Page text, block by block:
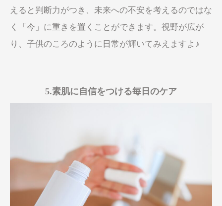
えると判断力がつき、未来への不安を考えるのではな
く「今」に重きを置くことができます。視野が広が
り、子供のころのように日常が輝いてみえますよ♪
5.素肌に自信をつける毎日のケア